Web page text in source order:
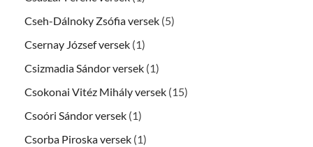
Cseh-Dálnoky Zsófia versek (5)
Csernay József versek (1)
Csizmadia Sándor versek (1)
Csokonai Vitéz Mihály versek (15)
Csoóri Sándor versek (1)
Csorba Piroska versek (1)